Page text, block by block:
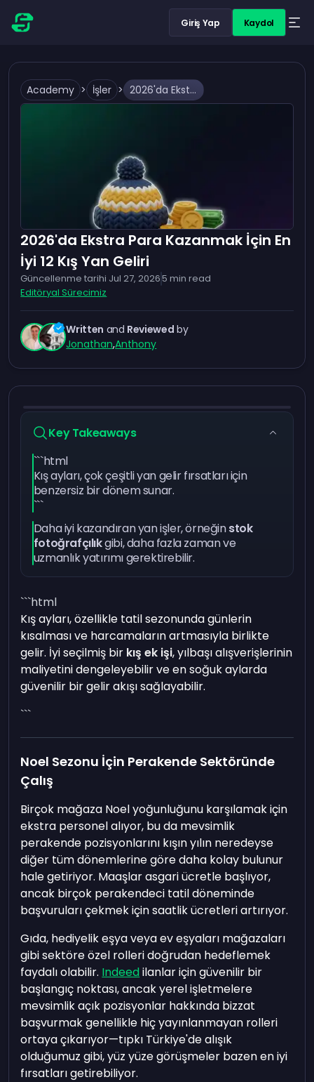
Giriş Yap Kaydol
Academy > İşler > 2026'da Ekstra Para Kazanmak İçin En İyi 12 Kış Yan Geliri
2026'da Ekstra Para Kazanmak İçin En
İyi 12 Kış Yan Geliri
Güncellenme tarihi Jul 27, 20265 min read
Editöryal Sürecimiz
Written and Reviewed by
Jonathan,Anthony
Key Takeaways
```html
Kış ayları, çok çeşitli yan gelir fırsatları için
benzersiz bir dönem sunar.
```
Daha iyi kazandıran yan işler, örneğinstok
fotoğrafçılıkgibi, daha fazla zaman ve
uzmanlık yatırımı gerektirebilir.
```html
Kış ayları, özellikle tatil sezonunda günlerin
kısalması ve harcamaların artmasıyla birlikte
gelir. İyi seçilmiş bir kış ek işi, yılbaşı alışverişlerinin
maliyetini dengeleyebilir ve en soğuk aylarda
güvenilir bir gelir akışı sağlayabilir.
```
Noel Sezonu İçin Perakende Sektöründe
Çalış
Birçok mağaza Noel yoğunluğunu karşılamak için
ekstra personel alıyor, bu da mevsimlik
perakende pozisyonlarını kışın yılın neredeyse
diğer tüm dönemlerine göre daha kolay bulunur
hale getiriyor. Maaşlar asgari ücretle başlıyor,
ancak birçok perakendeci tatil döneminde
başvuruları çekmek için saatlik ücretleri artırıyor.
Gıda, hediyelik eşya veya ev eşyaları mağazaları
gibi sektöre özel rolleri doğrudan hedeflemek
faydalı olabilir. Indeedilanlar için güvenilir bir
başlangıç noktası, ancak yerel işletmelere
mevsimlik açık pozisyonlar hakkında bizzat
başvurmak genellikle hiç yayınlanmayan rolleri
ortaya çıkarıyor—tıpkı Türkiye'de alışık
olduğumuz gibi, yüz yüze görüşmeler bazen en iyi
fırsatları getirebiliyor.